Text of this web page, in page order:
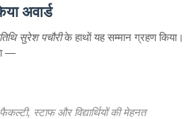
अवार्ड
सुरेश पचौरीके हाथों यह सम्मान ग्रहण किया।
—
स्टाफ और विद्यार्थियों की मेहनत